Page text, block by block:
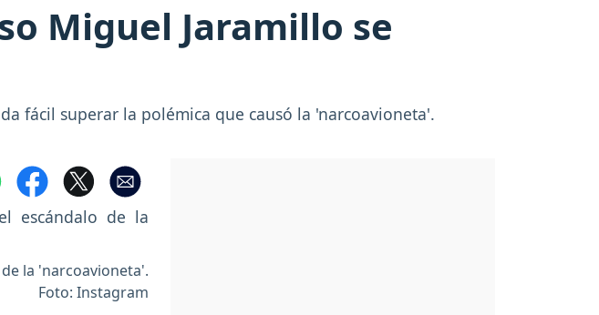
Miguel Jaramillo se
fácil superar la polémica que causó la 'narcoavioneta'.
la 'narcoavioneta'.
Foto: Instagram